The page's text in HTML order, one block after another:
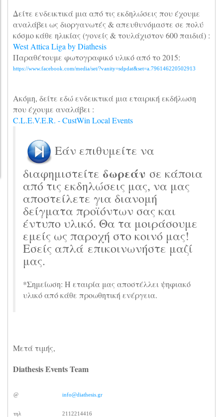
Δείτε ενδεικτικά μια από τις εκδηλώσεις που έχουμε
αναλάβει ως διοργανωτές & απευθυνόμαστε σε πολύ
κόσμο κάθε ηλικίας (γονείς & τουλάχιστον 600 παιδιά) :
West Attica Liga by Diathesis
Παραθέτουμε φωτογραφικό υλικό από το 2015:
https://www.facebook.com/media/set/?vanity=sdpdat&set=a.796146220502913
Ακόμη, δείτε εδώ ενδεικτικά μια εταιρική εκδήλωση
που έχουμε αναλάβει :
C.L.E.V.E.R. - CustWin Local Events
Εάν επιθυμείτε να
διαφημιστείτε δωρεάν σε κάποια
από τις εκδηλώσεις μας, να μας
αποστείλετε για διανομή
δείγματα προϊόντων σας και
έντυπο υλικό. Θα τα μοιράσουμε
εμείς ως παροχή στο κοινό μας!
Εσείς απλά επικοινωνήστε μαζί
μας.
*Σημείωση: Η εταιρία μας αποστέλλει ψηφιακό
υλικό από κάθε προωθητική ενέργεια.
Μετά τιμής,
Diathesis Events Team
@ info@diathesis.gr
τηλ 2112214416